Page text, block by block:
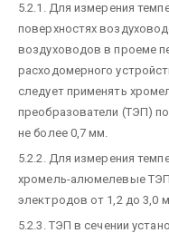
5.2.1. Для измерения
поверхностях
воздуховодов в проеме
расходомерного
следует применять
преобразователи (ТЭП)
не более 0,7 мм.
5.2.2. Для измерения
хромель-алюмелевые
электродов от 1,2 до 3,0
5.2.3. ТЭП в сечении